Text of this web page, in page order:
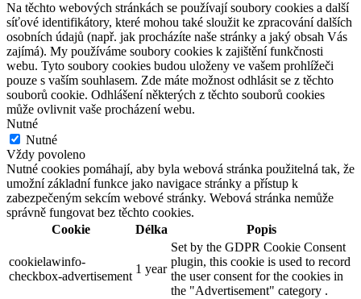
Na těchto webových stránkách se používají soubory cookies a další
síťové identifikátory, které mohou také sloužit ke zpracování dalších
osobních údajů (např. jak procházíte naše stránky a jaký obsah Vás
zajímá). My používáme soubory cookies k zajištění funkčnosti
webu. Tyto soubory cookies budou uloženy ve vašem prohlížeči
pouze s vaším souhlasem. Zde máte možnost odhlásit se z těchto
souborů cookie. Odhlášení některých z těchto souborů cookies
může ovlivnit vaše procházení webu.
Nutné
Nutné
Vždy povoleno
Nutné cookies pomáhají, aby byla webová stránka použitelná tak, že
umožní základní funkce jako navigace stránky a přístup k
zabezpečeným sekcím webové stránky. Webová stránka nemůže
správně fungovat bez těchto cookies.
Cookie
Délka Popis
cookielawinfo-
checkbox-advertisement
1 year
Set by the GDPR Cookie Consent
plugin, this cookie is used to record
the user consent for the cookies in
the "Advertisement" category .